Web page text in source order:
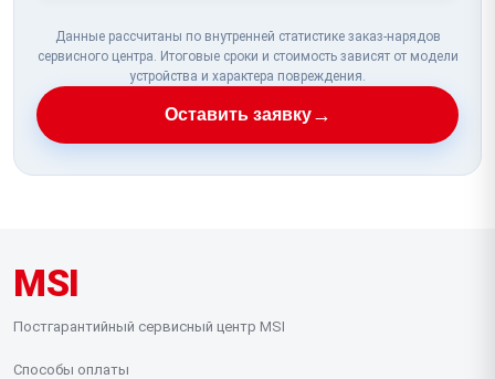
Данные рассчитаны по внутренней статистике заказ-нарядов
сервисного центра. Итоговые сроки и стоимость зависят от модели
устройства и характера повреждения.
Оставить заявку→
MSI
Постгарантийный сервисный центр MSI
Способы оплаты